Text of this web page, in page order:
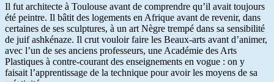
Il fut architecte à Toulouse avant de comprendre qu’il avait toujours
été peintre. Il bâtit des logements en Afrique avant de revenir, dans
certaines de ses sculptures, à un art Nègre trempé dans sa sensibilité
de juif ashkénaze. Il crut vouloir faire les Beaux-arts avant d’animer,
avec l’un de ses anciens professeurs, une Académie des Arts
Plastiques à contre-courant des enseignements en vogue : on y
faisait l’apprentissage de la technique pour avoir les moyens de sa